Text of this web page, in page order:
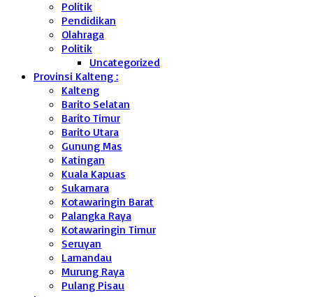
Politik
Pendidikan
Olahraga
Politik
Uncategorized
Provinsi Kalteng :
Kalteng
Barito Selatan
Barito Timur
Barito Utara
Gunung Mas
Katingan
Kuala Kapuas
Sukamara
Kotawaringin Barat
Palangka Raya
Kotawaringin Timur
Seruyan
Lamandau
Murung Raya
Pulang Pisau